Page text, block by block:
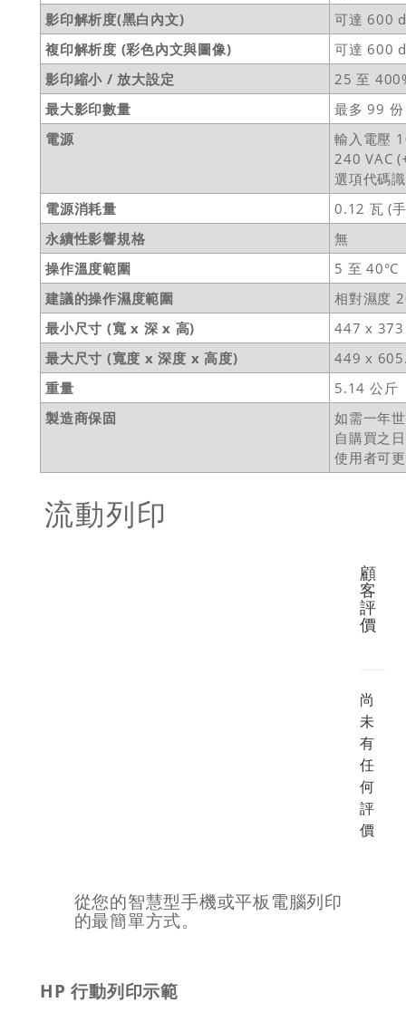
影印解析度(黑白內文)
可達 600
複印解析度 (彩色內文與圖像)
可達 600
影印縮小 / 放大設定
25 至
最大影印數量
最多 99
電源
輸入電壓
240 VAC
選項代碼
電源消耗量
0.12 瓦 (
永續性影響規格
無
操作溫度範圍
5 至 40°C
建議的操作濕度範圍
相對濕度
最小尺寸 (寬 x 深 x 高)
447 x
最大尺寸 (寬度 x 深度 x 高度)
449 x
重量
5.14 公斤
製造商保固
如需一年
自購買之
使用者可
流動列印
從您的智慧型手機或平板電腦列印
的最簡單方式。
HP 行動列印示範
顧
客
評
價
尚
未
有
任
何
評
價